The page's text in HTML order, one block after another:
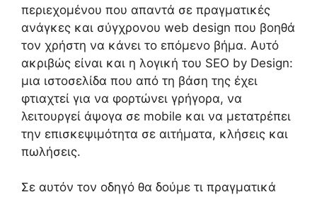
περιεχομένου που απαντά σε πραγματικές
ανάγκες και σύγχρονου web design που βοηθά
τον χρήστη να κάνει το επόμενο βήμα. Αυτό
ακριβώς είναι και η λογική του SEO by Design:
μια ιστοσελίδα που από τη βάση της έχει
φτιαχτεί για να φορτώνει γρήγορα, να
λειτουργεί άψογα σε mobile και να μετατρέπει
την επισκεψιμότητα σε αιτήματα, κλήσεις και
πωλήσεις.
Σε αυτόν τον οδηγό θα δούμε τι πραγματικά